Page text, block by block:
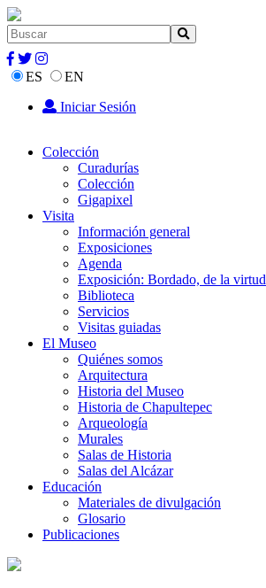
ES
EN
Iniciar Sesión
Colección
Curadurías
Colección
Gigapixel
Visita
Información general
Exposiciones
Agenda
Exposición: Bordado, de la virtud
Biblioteca
Servicios
Visitas guiadas
El Museo
Quiénes somos
Arquitectura
Historia del Museo
Historia de Chapultepec
Arqueología
Murales
Salas de Historia
Salas del Alcázar
Educación
Materiales de divulgación
Glosario
Publicaciones